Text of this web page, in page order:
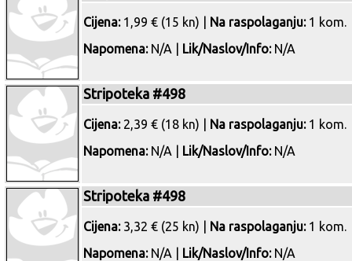
Cijena:1,99 € (15 kn) | Na raspolaganju:1 kom.
Napomena:N/A | Lik/Naslov/Info:N/A
Stripoteka #498
Cijena:2,39 € (18 kn) | Na raspolaganju:1 kom.
Napomena:N/A | Lik/Naslov/Info:N/A
Stripoteka #498
Cijena:3,32 € (25 kn) | Na raspolaganju:1 kom.
Napomena:N/A | Lik/Naslov/Info:N/A